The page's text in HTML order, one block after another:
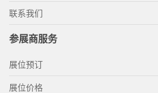
联系我们
参展商服务
展位预订
展位价格